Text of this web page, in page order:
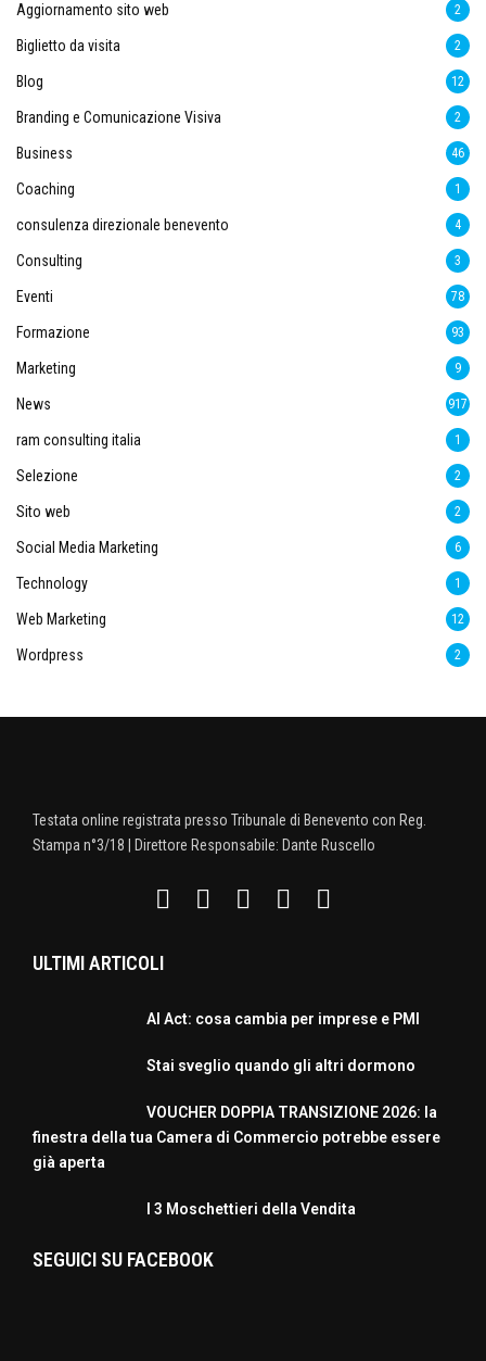
Aggiornamento sito web 2
Biglietto da visita 2
Blog 12
Branding e Comunicazione Visiva 2
Business 46
Coaching 1
consulenza direzionale benevento 4
Consulting 3
Eventi 78
Formazione 93
Marketing 9
News 917
ram consulting italia 1
Selezione 2
Sito web 2
Social Media Marketing 6
Technology 1
Web Marketing 12
Wordpress 2
Testata online registrata presso Tribunale di Benevento con Reg.
Stampa n°3/18 | Direttore Responsabile: Dante Ruscello
ULTIMI ARTICOLI
AI Act: cosa cambia per imprese e PMI
Stai sveglio quando gli altri dormono
VOUCHER DOPPIA TRANSIZIONE 2026: la
finestra della tua Camera di Commercio potrebbe essere
già aperta
I 3 Moschettieri della Vendita
SEGUICI SU FACEBOOK